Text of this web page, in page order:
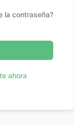
la contraseña?
ahora